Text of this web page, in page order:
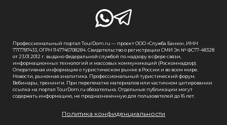
Профессиональный портал TourDom.ru — проект ООО «Служба Банко», ИНН
7717787433, ОГРН 1147746708284. Свидетельство о регистрации СМИ Эл № ФС77-48328
от 23.01.2012 г. выдано Федеральной службой по надзору в сфере связи,
информационных технологий и массовых коммуникаций (Роскомнадзор).
Оперативная информация о туристическом рынке в России и во всем мире.
Новости, рыночная аналитика. Профессиональный туристический форум.
Вебинары, тренинги. При перепечатке материалов или частичном цитировании
ссылка на портал TourDom.ru обязательна. Отдельные публикации могут
содержать информацию, не предназначенную для пользователей до 16 лет.
Политика конфиденциальности